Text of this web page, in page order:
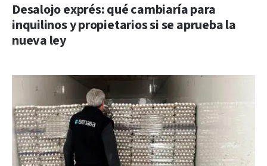
Desalojo exprés: qué cambiaría para
inquilinos y propietarios si se aprueba la
nueva ley